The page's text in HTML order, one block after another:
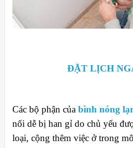
ĐẶT LỊCH
Các bộ phận của bình nóng
nối dễ bị han gỉ do chủ yếu
loại, cộng thêm việc ở trong